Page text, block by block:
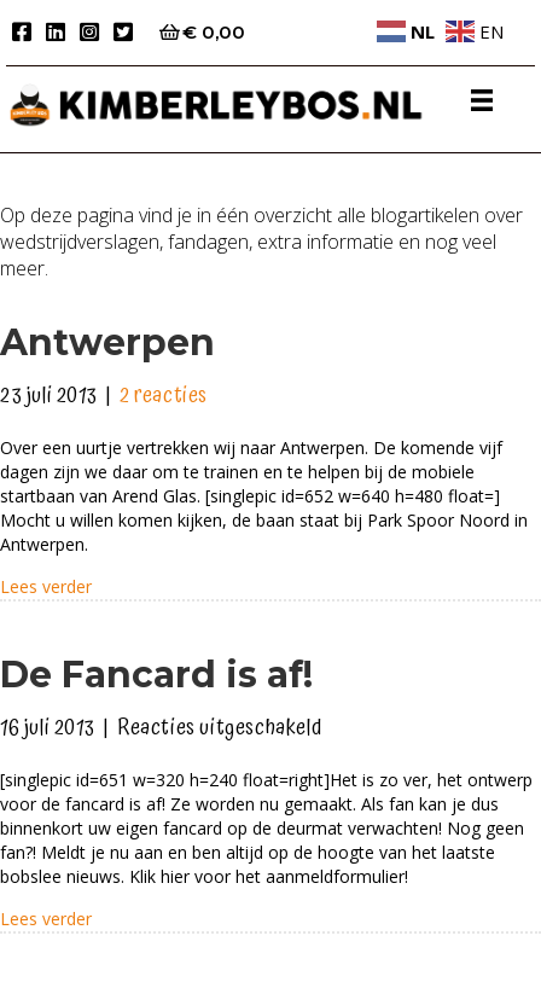
€ 0,00 NL EN
Op deze pagina vind je in één overzicht alle blogartikelen over
wedstrijdverslagen, fandagen, extra informatie en nog veel
meer.
Antwerpen
23 juli 2013 | 2 reacties
Over een uurtje vertrekken wij naar Antwerpen. De komende vijf
dagen zijn we daar om te trainen en te helpen bij de mobiele
startbaan van Arend Glas. [singlepic id=652 w=640 h=480 float=]
Mocht u willen komen kijken, de baan staat bij Park Spoor Noord in
Antwerpen.
Lees verderabout Antwerpen
De Fancard is af!
16 juli 2013 | Reacties uitgeschakeldvoor
Fancard
is
af!
[singlepic id=651 w=320 h=240 float=right]Het is zo ver, het ontwerp
voor de fancard is af! Ze worden nu gemaakt. Als fan kan je dus
binnenkort uw eigen fancard op de deurmat verwachten! Nog geen
fan?! Meldt je nu aan en ben altijd op de hoogte van het laatste
bobslee nieuws. Klik hier voor het aanmeldformulier!
Lees verderabout De Fancard is af!